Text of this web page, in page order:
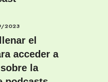
2023
el
acceder a
la